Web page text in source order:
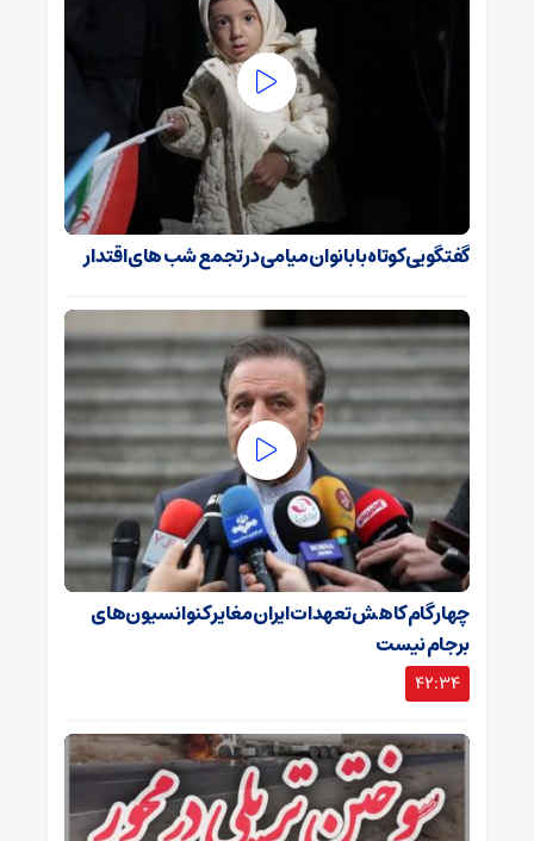
گفتگویی کوتاه با بانوان میامی در تجمع شب های اقتدار
چهار گام کاهش تعهدات ایران مغایر کنوانسیون‌های
برجام نیست
42:34